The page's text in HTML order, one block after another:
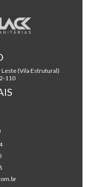
Leste (Vila Estrutural)
110